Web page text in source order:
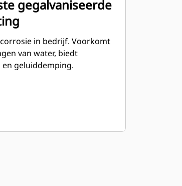
gegalvaniseerde
in bedrijf. Voorkomt
van water, biedt
en geluiddemping.